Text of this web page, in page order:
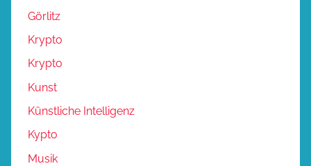
Görlitz
Krypto
Krypto
Kunst
Künstliche Intelligenz
Kypto
Musik